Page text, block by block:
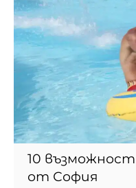
10
от София